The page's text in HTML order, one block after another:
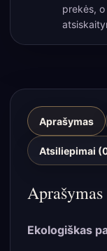
prekės,
Aprašymas
Atsiliepimai
Aprašymas
Ekologiškas